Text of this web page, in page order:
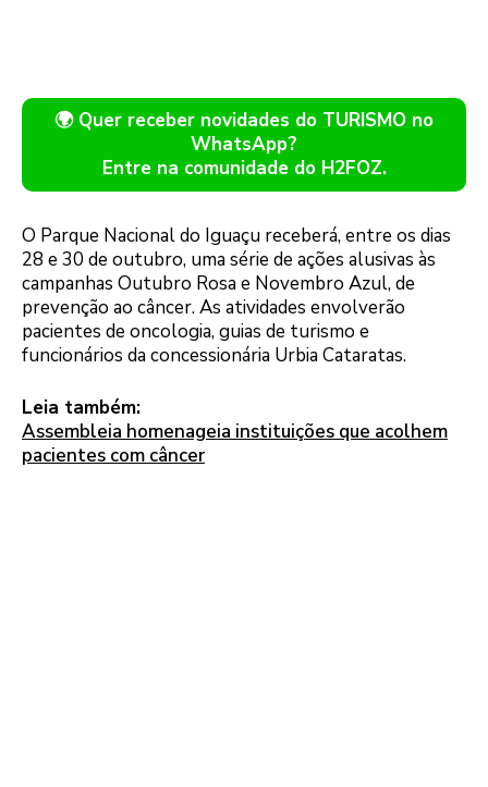
🌍 Quer receber novidades do TURISMO no
WhatsApp?
Entre na comunidade do H2FOZ.
O Parque Nacional do Iguaçu receberá, entre os dias
28 e 30 de outubro, uma série de ações alusivas às
campanhas Outubro Rosa e Novembro Azul, de
prevenção ao câncer. As atividades envolverão
pacientes de oncologia, guias de turismo e
funcionários da concessionária Urbia Cataratas.
Leia também:
Assembleia homenageia instituições que acolhem
pacientes com câncer